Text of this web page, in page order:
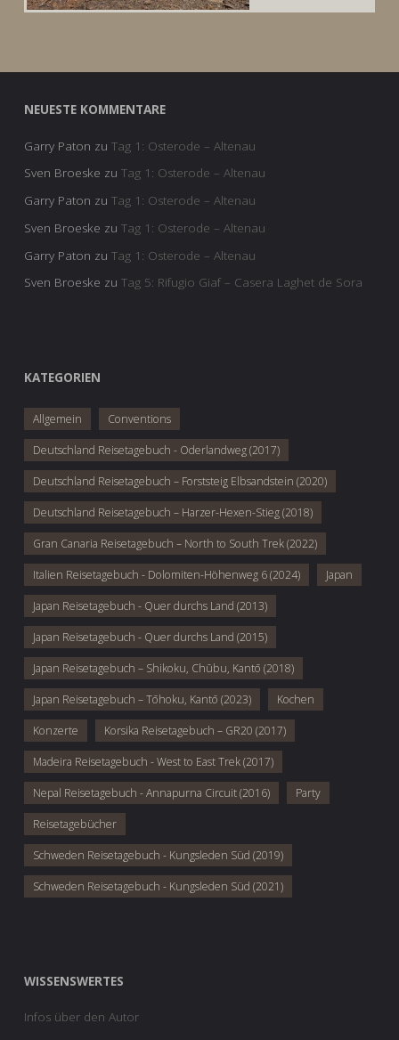
NEUESTE KOMMENTARE
Garry Paton zu Tag 1: Osterode – Altenau
Sven Broeske zu Tag 1: Osterode – Altenau
Garry Paton zu Tag 1: Osterode – Altenau
Sven Broeske zu Tag 1: Osterode – Altenau
Garry Paton zu Tag 1: Osterode – Altenau
Sven Broeske zu Tag 5: Rifugio Giaf – Casera Laghet de Sora
KATEGORIEN
Allgemein Conventions
Deutschland Reisetagebuch - Oderlandweg (2017)
Deutschland Reisetagebuch – Forststeig Elbsandstein (2020)
Deutschland Reisetagebuch – Harzer-Hexen-Stieg (2018)
Gran Canaria Reisetagebuch – North to South Trek (2022)
Italien Reisetagebuch - Dolomiten-Höhenweg 6 (2024) Japan
Japan Reisetagebuch - Quer durchs Land (2013)
Japan Reisetagebuch - Quer durchs Land (2015)
Japan Reisetagebuch – Shikoku, Chūbu, Kantō (2018)
Japan Reisetagebuch – Tōhoku, Kantō (2023) Kochen
Konzerte Korsika Reisetagebuch – GR20 (2017)
Madeira Reisetagebuch - West to East Trek (2017)
Nepal Reisetagebuch - Annapurna Circuit (2016) Party
Reisetagebücher
Schweden Reisetagebuch - Kungsleden Süd (2019)
Schweden Reisetagebuch - Kungsleden Süd (2021)
WISSENSWERTES
Infos über den Autor